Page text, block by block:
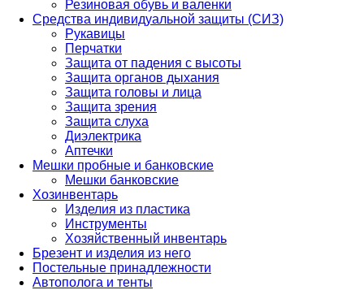
Резиновая обувь и валенки
Средства индивидуальной защиты (СИЗ)
Рукавицы
Перчатки
Защита от падения с высоты
Защита органов дыхания
Защита головы и лица
Защита зрения
Защита слуха
Диэлектрика
Аптечки
Мешки пробные и банковские
Мешки банковские
Хозинвентарь
Изделия из пластика
Инструменты
Хозяйственный инвентарь
Брезент и изделия из него
Постельные принадлежности
Автополога и тенты